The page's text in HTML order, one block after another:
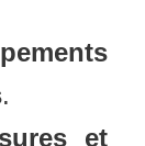
.
et